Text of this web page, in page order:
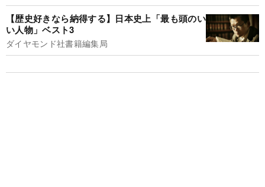
【歴史好きなら納得する】日本史上「最も頭のい
い人物」ベスト3
ダイヤモンド社書籍編集局